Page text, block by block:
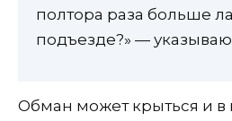
полтора раза больше
подъезде?» —
Обман может крыться и в